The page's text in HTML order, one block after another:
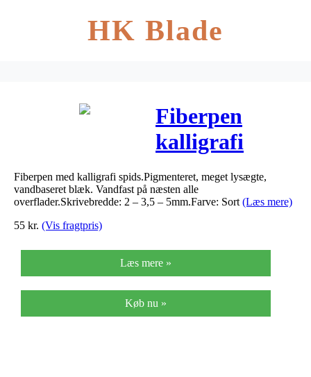
HK Blade
Fiberpen
kalligrafi
Edding 1255
sort assorteret
Fiberpen med kalligrafi spids.Pigmenteret, meget lysægte,
vandbaseret blæk. Vandfast på næsten alle
overflader.Skrivebredde: 2 – 3,5 – 5mm.Farve: Sort (Læs mere)
55 kr. (Vis fragtpris)
Læs mere »
Køb nu »